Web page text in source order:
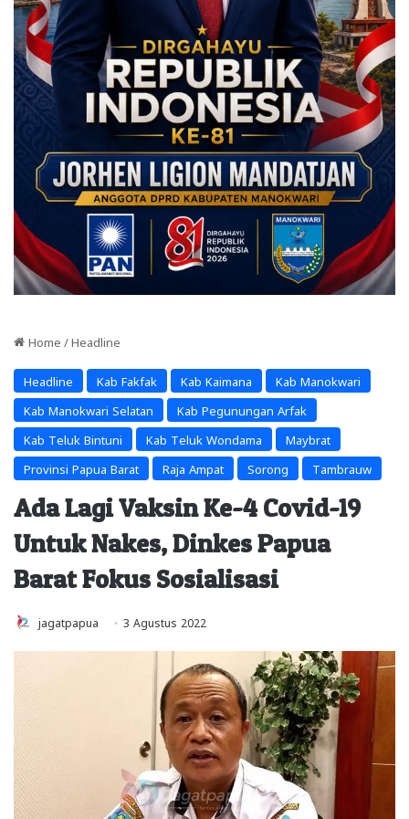
Home / Headline
Headline Kab Fakfak Kab Kaimana Kab Manokwari
Kab Manokwari Selatan Kab Pegunungan Arfak
Kab Teluk Bintuni Kab Teluk Wondama Maybrat
Provinsi Papua Barat Raja Ampat Sorong Tambrauw
Ada Lagi Vaksin Ke-4 Covid-19
Untuk Nakes, Dinkes Papua
Barat Fokus Sosialisasi
jagatpapua 3 Agustus 2022